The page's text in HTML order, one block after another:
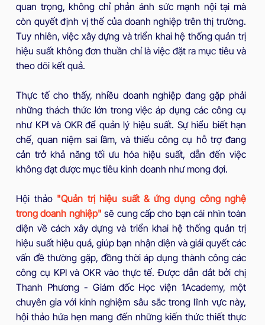
quan trọng, không chỉ phản ánh sức mạnh nội tại mà
còn quyết định vị thế của doanh nghiệp trên thị trường.
Tuy nhiên, việc xây dựng và triển khai hệ thống quản trị
hiệu suất không đơn thuần chỉ là việc đặt ra mục tiêu và
theo dõi kết quả.
Thực tế cho thấy, nhiều doanh nghiệp đang gặp phải
những thách thức lớn trong việc áp dụng các công cụ
như KPI và OKR để quản lý hiệu suất. Sự hiểu biết hạn
chế, quan niệm sai lầm, và thiếu công cụ hỗ trợ đang
cản trở khả năng tối ưu hóa hiệu suất, dẫn đến việc
không đạt được mục tiêu kinh doanh như mong đợi.
Hội thảo "Quản trị hiệu suất & ứng dụng công nghệ
trong doanh nghiệp" sẽ cung cấp cho bạn cái nhìn toàn
diện về cách xây dựng và triển khai hệ thống quản trị
hiệu suất hiệu quả, giúp bạn nhận diện và giải quyết các
vấn đề thường gặp, đồng thời áp dụng thành công các
công cụ KPI và OKR vào thực tế. Được dẫn dắt bởi chị
Thanh Phương - Giám đốc Học viện 1Academy, một
chuyên gia với kinh nghiệm sâu sắc trong lĩnh vực này,
hội thảo hứa hẹn mang đến những kiến thức thiết thực